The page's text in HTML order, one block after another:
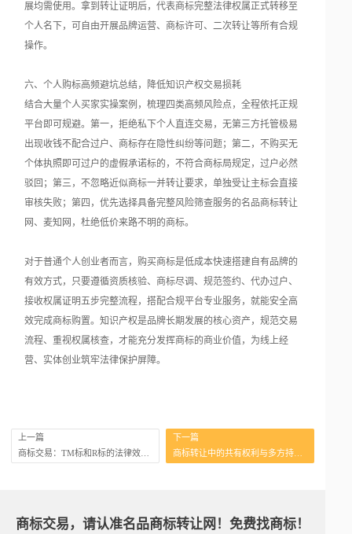
展均需使用。拿到转让证明后，代表商标完整法律权属正式转移至
个人名下，可自由开展品牌运营、商标许可、二次转让等所有合规
操作。
六、个人购标高频避坑总结，降低知识产权交易损耗
结合大量个人买家实操案例，梳理四类高频风险点，全程依托正规
平台即可规避。第一，拒绝私下个人直连交易，无第三方托管极易
出现收钱不配合过户、商标存在隐性纠纷等问题；第二，不购买无
个体执照即可过户的虚假承诺标的，不符合商标局规定，过户必然
驳回；第三，不忽略近似商标一并转让要求，单独受让主标会直接
审核失败；第四，优先选择具备完整风险筛查服务的名品商标转让
网、麦知网，杜绝低价来路不明的商标。
对于普通个人创业者而言，购买商标是低成本快速搭建自有品牌的
有效方式，只要遵循资质核验、商标尽调、规范签约、代办过户、
接收权属证明五步完整流程，搭配合规平台专业服务，就能安全高
效完成商标购置。知识产权是品牌长期发展的核心资产，规范交易
流程、重视权属核查，才能充分发挥商标的商业价值，为线上经
营、实体创业筑牢法律保护屏障。
上一篇
下一篇
商标转让中的共有权利与多方持有人处理
商标交易，请认准名品商标转让网！免费找商标！